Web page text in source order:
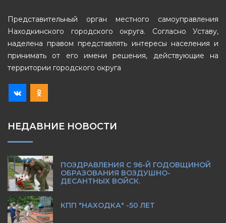
Представительный орган местного самоуправления
Находкинского городского округа. Согласно Уставу,
наделена правом представлять интересы населения и
принимать от его имени решения, действующие на
территории городского округа
НЕДАВНИЕ НОВОСТИ
ПОЗДРАВЛЕНИЯ С 96-Й ГОДОВЩИНОЙ
ОБРАЗОВАНИЯ ВОЗДУШНО-
ДЕСАНТНЫХ ВОЙСК.
КПП "НАХОДКА" -50 ЛЕТ